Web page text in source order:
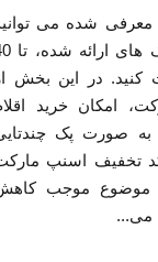
معرفی شده می
در خرید به صورت پک
کنید. در این بخش
امکان خرید
به صورت پک
کد تخفیف اسنپ
موضوع موجب
می...